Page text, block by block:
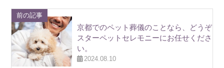
前の記事
京都でのペット葬儀のことなら、どうぞ
スターペットセレモニーにお任せくださ
い。
2024.08.10